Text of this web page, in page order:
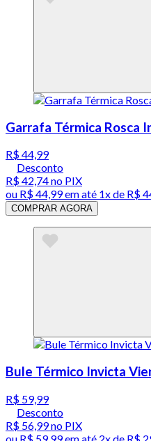
Garrafa Térmica Rosca
R$ 44,99
Desconto
R$ 42,74no PIX
ou R$ 44,99em até 1x de R$
COMPRAR AGORA
Bule Térmico Invicta
R$ 59,99
Desconto
R$ 56,99no PIX